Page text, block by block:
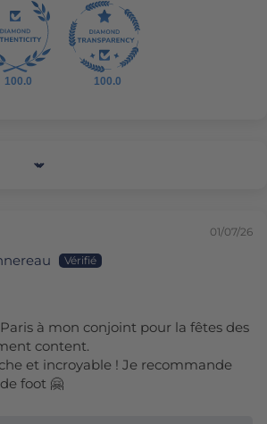
100.0 100.0
01/07/26
Paris à mon conjoint pour la fêtes des
content.
et incroyable ! Je recommande
foot 🤗